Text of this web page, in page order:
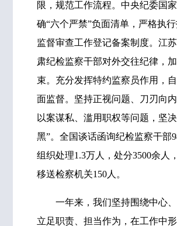
限，规范工作流程。中央纪委国
确“六个严禁”负面清单，严格执
监督审查工作登记备案制度。江
肃纪检监察干部对外交往纪律，
束。充分发挥特约监察员作用，
面监督。坚持正视问题、刀刃向
以案谋私、滥用职权等问题，坚
黑”。全国谈话函询纪检监察干部
组织处理1.3万人，处分3500余人
移送检察机关150人。
一年来，我们坚持围绕中心、
立足职责、担当作为，在工作中